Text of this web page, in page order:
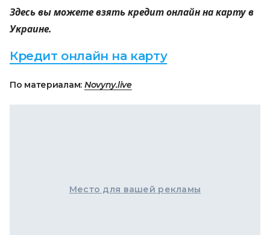
Здесь вы можете взятькредит онлайнна карту в
Украине.
Кредит онлайн на карту
По материалам: Novyny.live
Место для вашей рекламы